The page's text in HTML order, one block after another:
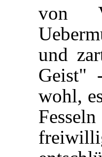
von
und
Geist"
wohl,